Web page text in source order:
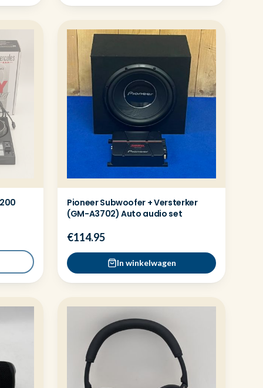
Pioneer Subwoofer + Versterker
(GM-A3702) Auto audio set
€114.95
In winkelwagen